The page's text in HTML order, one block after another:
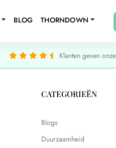
BLOG THORNDOWN
Klanten geven
CATEGORIEËN
Blogs
Duurzaamheid